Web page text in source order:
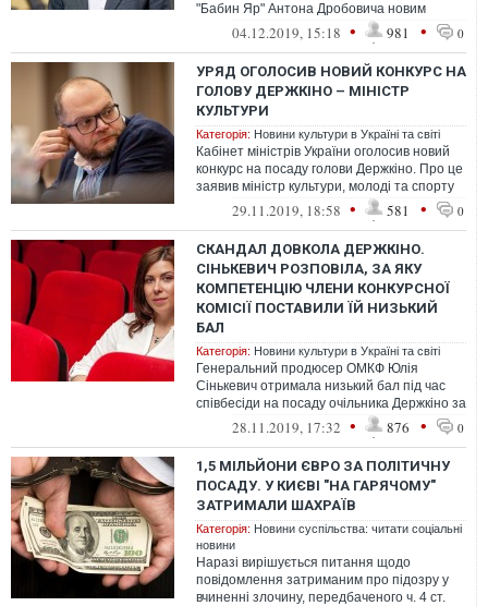
"Бабин Яр" Антона Дробовича новим
очільником Інституту національної...
04.12.2019, 15:18 • 981 • 0
УРЯД ОГОЛОСИВ НОВИЙ КОНКУРС НА
ГОЛОВУ ДЕРЖКІНО – МІНІСТР
КУЛЬТУРИ
Категорія: Новини культури в Україні та світі
Кабінет міністрів України оголосив новий
конкурс на посаду голови Держкіно. Про це
заявив міністр культури, молоді та спорту
Володимир Бородянський.
29.11.2019, 18:58 • 581 • 0
СКАНДАЛ ДОВКОЛА ДЕРЖКІНО.
СІНЬКЕВИЧ РОЗПОВІЛА, ЗА ЯКУ
КОМПЕТЕНЦІЮ ЧЛЕНИ КОНКУРСНОЇ
КОМІСІЇ ПОСТАВИЛИ ЇЙ НИЗЬКИЙ
БАЛ
Категорія: Новини культури в Україні та світі
Генеральний продюсер ОМКФ Юлія
Сінькевич отримала низький бал під час
співбесіди на посаду очільника Держкіно за
компетенцію "Ефективність управління ...
28.11.2019, 17:32 • 876 • 0
1,5 МІЛЬЙОНИ ЄВРО ЗА ПОЛІТИЧНУ
ПОСАДУ. У КИЄВІ "НА ГАРЯЧОМУ"
ЗАТРИМАЛИ ШАХРАЇВ
Категорія: Новини суспільства: читати соціальні
новини
Наразі вирішується питання щодо
повідомлення затриманим про підозру у
вчиненні злочину, передбаченого ч. 4 ст.